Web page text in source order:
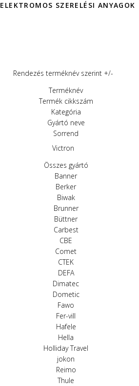
ELEKTROMOS SZERELÉSI ANYAGOK
Rendezés terméknév szerint +/-
Terméknév
Termék cikkszám
Kategória
Gyártó neve
Sorrend
Victron
Összes gyártó
Banner
Berker
Biwak
Brunner
Büttner
Carbest
CBE
Comet
CTEK
DEFA
Dimatec
Dometic
Fawo
Fer-vill
Hafele
Hella
Holliday Travel
jokon
Reimo
Thule